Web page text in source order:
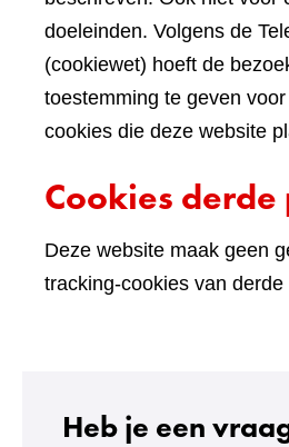
doeleinden. Volgens de
(cookiewet) hoeft de
toestemming te geven
cookies die deze website
Cookies
Deze website maak geen
tracking-cookies van derde
Heb je een